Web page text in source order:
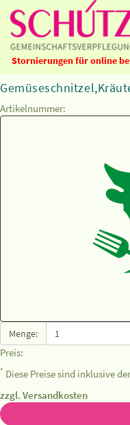
Stornierungen für online
Artikelnummer:
Menge:
Preis:
* Diese Preise sind inklusive
zzgl. Versandkosten